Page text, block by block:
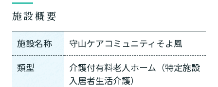
施設概要
施設名称
守山ケアコミュニティそよ風
類型
介護付有料老人ホーム（特定施設
入居者生活介護）